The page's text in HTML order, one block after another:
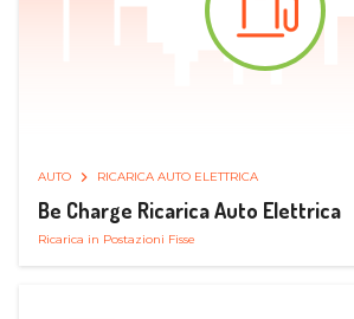
AUTO RICARICA AUTO ELETTRICA
Be Charge Ricarica Auto Elettrica
Ricarica in Postazioni Fisse